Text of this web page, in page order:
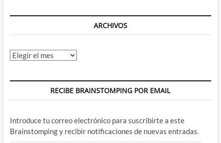
ARCHIVOS
Archivos
RECIBE BRAINSTOMPING POR EMAIL
Introduce tu correo electrónico para suscribirte a este
Brainstomping y recibir notificaciones de nuevas entradas.